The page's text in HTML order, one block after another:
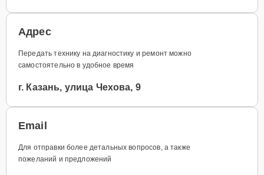
Адрес
Передать технику на диагностику и ремонт можно
самостоятельно в удобное время
г. Казань, улица Чехова, 9
Email
Для отправки более детальных вопросов, а также
пожеланий и предложений